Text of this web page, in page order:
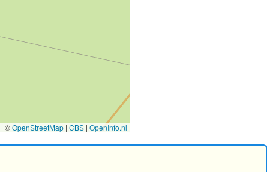
| ©OpenStreetMap | CBS | OpenInfo.nl